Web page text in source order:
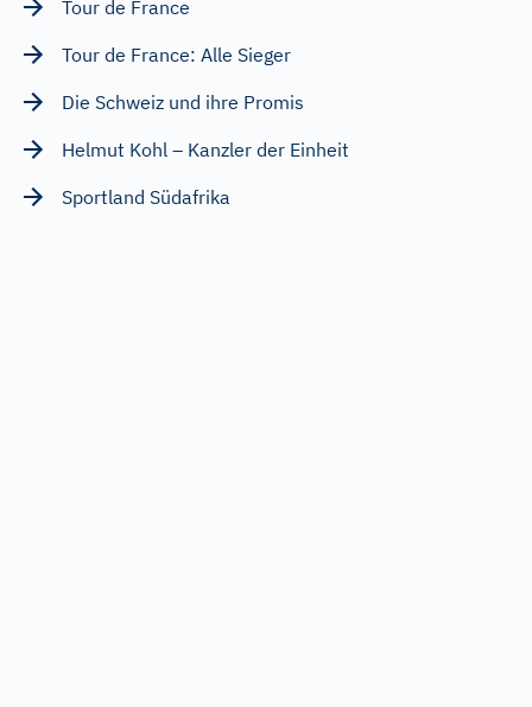
Tour de France
Tour de France: Alle Sieger
Die Schweiz und ihre Promis
Helmut Kohl – Kanzler der Einheit
Sportland Südafrika